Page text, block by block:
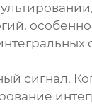
сигнал.